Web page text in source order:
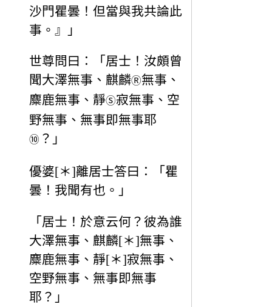
沙門瞿曇！但當與我共論此
事。』」
世尊問曰：「居士！汝頗曾
聞大澤無事、麒麟Ⓡ無事、
麋鹿無事、靜Ⓢ寂無事、空
野無事、無事即無事耶
⑩ ？」
優婆[＊]離居士答曰：「瞿
曇！我聞有也。」
「居士！於意云何？彼為誰
大澤無事、麒麟[＊]無事、
麋鹿無事、靜[＊]寂無事、
空野無事、無事即無事
耶？」